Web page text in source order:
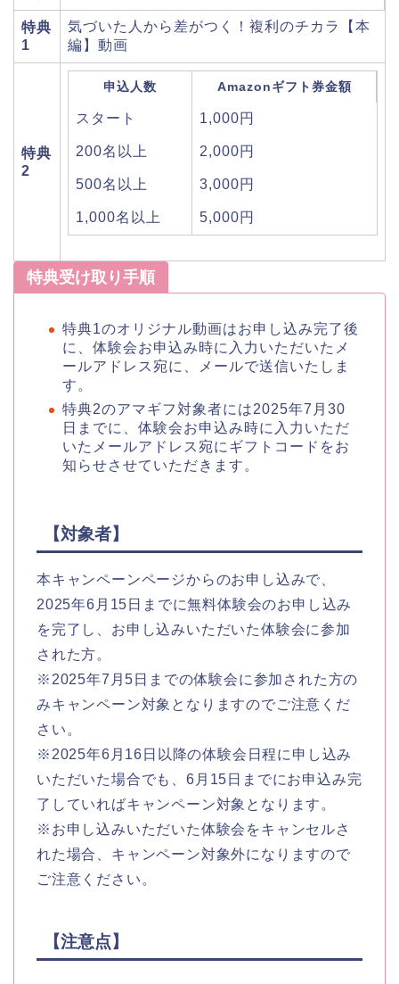
特典
1
気づいた人から差がつく！複利のチカラ【本
編】動画
特典
2
申込人数 Amazonギフト券金額
スタート 1,000円
200名以上 2,000円
500名以上 3,000円
1,000名以上 5,000円
特典受け取り手順
特典1のオリジナル動画はお申し込み完了後
に、体験会お申込み時に入力いただいたメ
ールアドレス宛に、メールで送信いたしま
す。
特典2のアマギフ対象者には2025年7月30
日までに、体験会お申込み時に入力いただ
いたメールアドレス宛にギフトコードをお
知らせさせていただきます。
【対象者】
本キャンペーンページからのお申し込みで、
2025年6月15日までに無料体験会のお申し込み
を完了し、お申し込みいただいた体験会に参加
された方。
※2025年7月5日までの体験会に参加された方の
みキャンペーン対象となりますのでご注意くだ
さい。
※2025年6月16日以降の体験会日程に申し込み
いただいた場合でも、6月15日までにお申込み完
了していればキャンペーン対象となります。
※お申し込みいただいた体験会をキャンセルさ
れた場合、キャンペーン対象外になりますので
ご注意ください。
【注意点】